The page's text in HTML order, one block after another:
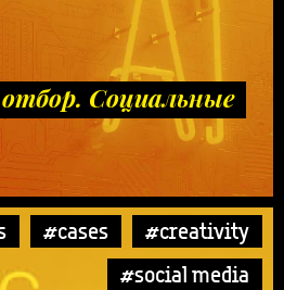
Социальные
#cases
#creativity
#social media